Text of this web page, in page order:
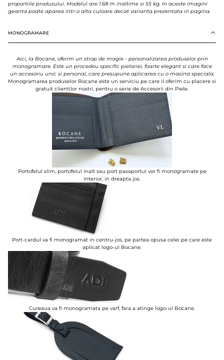
proportiile produsului. Modelul are 1.68 m inaltime si 55 kg. In aceste imagini
geanta poate aparea intr-o alta culoare decat varianta prezentata in pagina.
MONOGRAMARE
Aici, la Bocane, oferim un strop de magie - personalizarea produselor prin
monogramare. Este un procedeu specific pielariei, foarte elegant si care face
un accesoriu unic si personal, care presupune aplicarea cu o masina speciala.
Monogramarea produselor Bocane este un serviciu pe care il oferim cu placere si
gratuit clientilor nostri, pentru o serie de Accesorii din Piele.
Portofelul slim, portofelul inalt sau port pasaportul vor fi monogramate pe
interior, in dreapta jos.
Port-cardul va fi monogramat in centru-jos, pe partea opusa celei pe care este
aplicat logo-ul Bocane.
Cureaua va fi monogramata pe varf, fara a atinge logo-ul Bocane.